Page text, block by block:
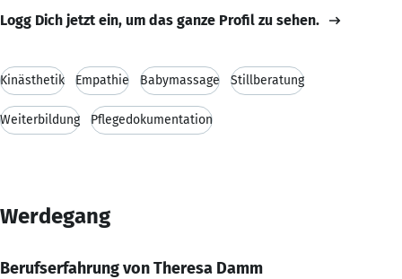
Logg Dich jetzt ein, um das ganze Profil zu sehen.
Kinästhetik Empathie Babymassage Stillberatung
Weiterbildung Pflegedokumentation
Werdegang
Berufserfahrung von Theresa Damm